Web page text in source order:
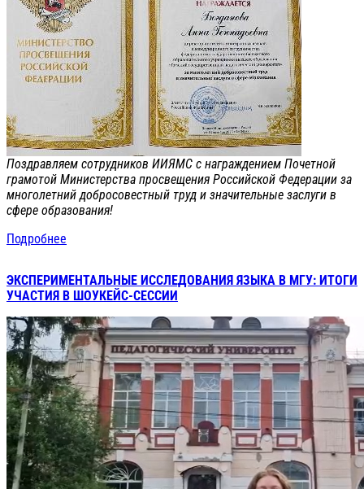
Поздравляем сотрудников ИИЯМС с награждением Почетной
грамотой Министерства просвещения Российской Федерации за
многолетний добросовестный труд и значительные заслуги в
сфере образования!
Подробнее
ЭКСПЕРИМЕНТАЛЬНЫЕ ИССЛЕДОВАНИЯ ЯЗЫКА В МГУ: ИТОГИ
УЧАСТИЯ В ШОУКЕЙС-СЕССИИ